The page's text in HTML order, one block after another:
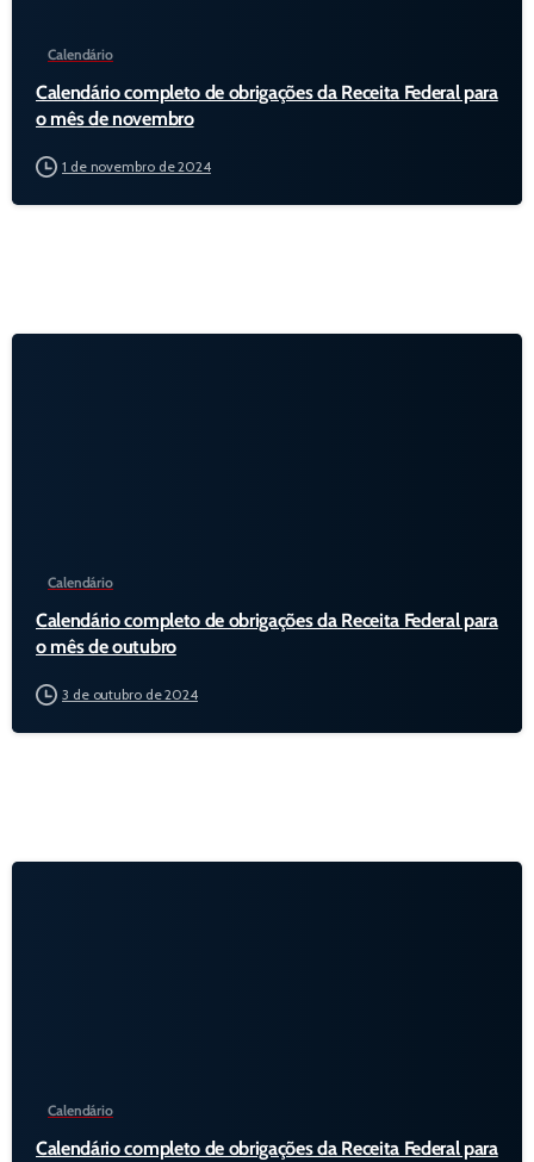
Calendário
Calendário completo de obrigações da Receita Federal para
o mês de novembro
1 de novembro de 2024
Calendário
Calendário completo de obrigações da Receita Federal para
o mês de outubro
3 de outubro de 2024
Calendário
Calendário completo de obrigações da Receita Federal para